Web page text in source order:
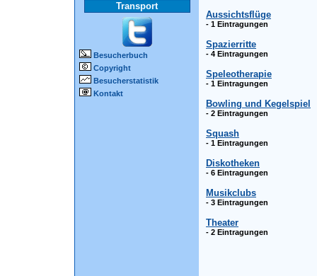
Transport
Besucherbuch
Copyright
Besucherstatistik
Kontakt
Aussichtsflüge
- 1 Eintragungen
Spazierritte
- 4 Eintragungen
Speleotherapie
- 1 Eintragungen
Bowling und Kegelspiel
- 2 Eintragungen
Squash
- 1 Eintragungen
Diskotheken
- 6 Eintragungen
Musikclubs
- 3 Eintragungen
Theater
- 2 Eintragungen